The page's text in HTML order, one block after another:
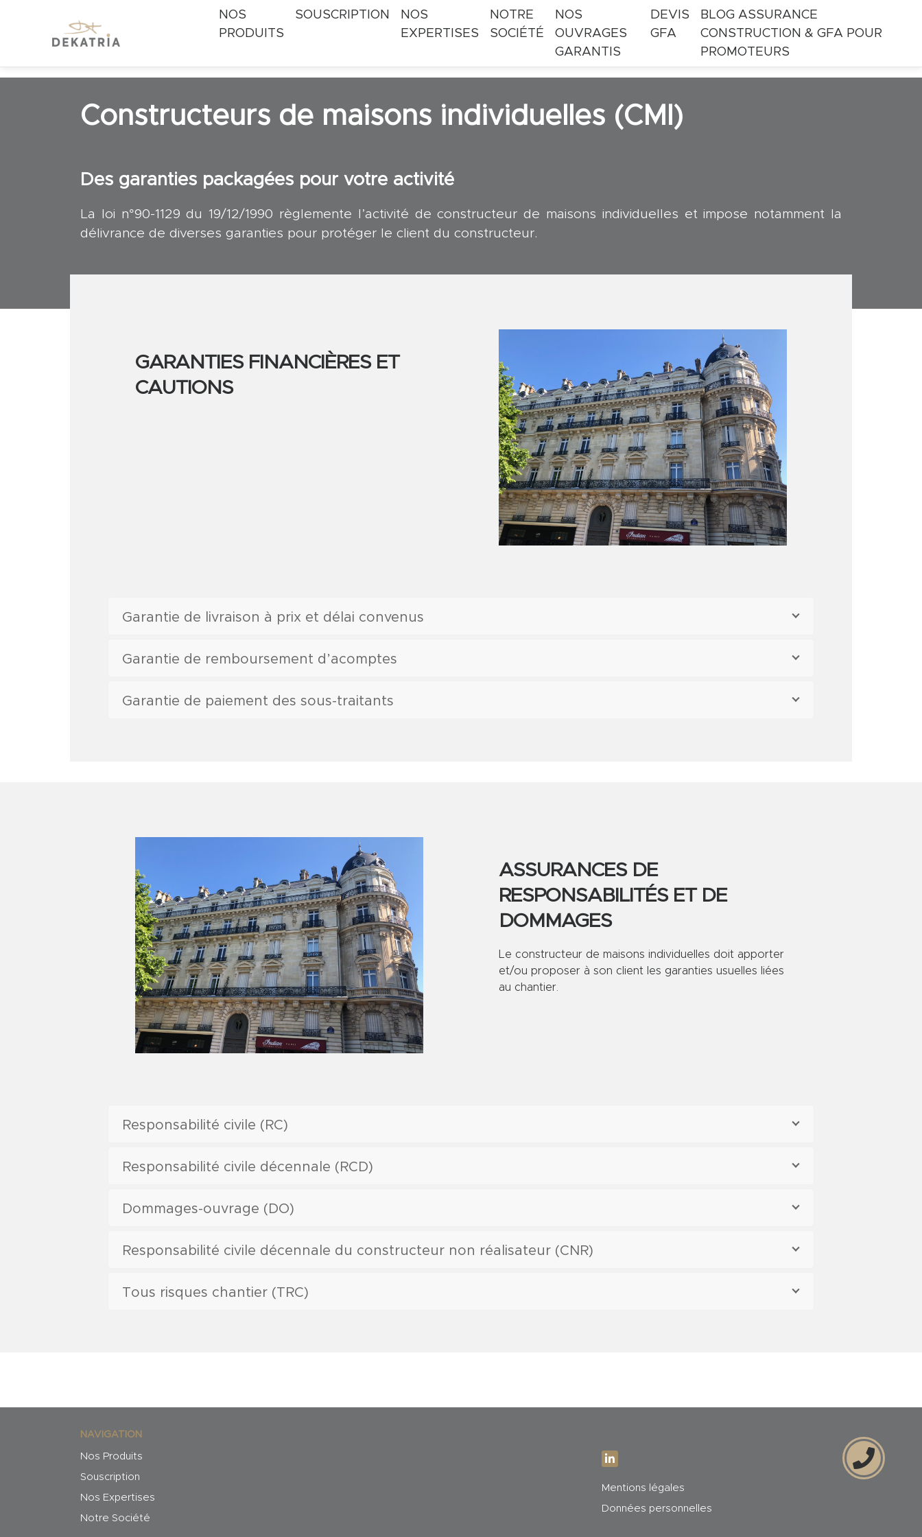
NOS
PRODUITS
SOUSCRIPTION
NOS
EXPERTISES
NOTRE
SOCIÉTÉ
NOS
OUVRAGES
GARANTIS
DEVIS
GFA
BLOG ASSURANCE
CONSTRUCTION & GFA POUR
PROMOTEURS
Constructeurs de maisons individuelles (CMI)
Des garanties packagées pour votre activité
La loi n°90-1129 du 19/12/1990 règlemente l’activité de constructeur de maisons individuelles et impose notamment la
délivrance de diverses garanties pour protéger le client du constructeur.
GARANTIES FINANCIÈRES ET
CAUTIONS
Garantie de livraison à prix et délai convenus
Garantie de remboursement d’acomptes
Garantie de paiement des sous-traitants
ASSURANCES DE
RESPONSABILITÉS ET DE
DOMMAGES
Le constructeur de maisons individuelles doit apporter
et/ou proposer à son client les garanties usuelles liées
au chantier.
Responsabilité civile (RC)
Responsabilité civile décennale (RCD)
Dommages-ouvrage (DO)
Responsabilité civile décennale du constructeur non réalisateur (CNR)
Tous risques chantier (TRC)
NAVIGATION
Nos Produits
Souscription
Nos Expertises
Notre Société
Mentions légales
Données personnelles